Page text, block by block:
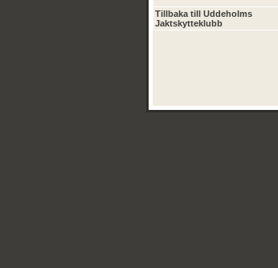
Tillbaka till Uddeholms
Jaktskytteklubb